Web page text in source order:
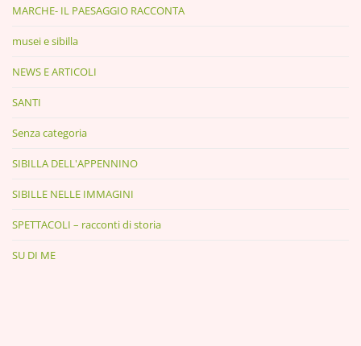
MARCHE- IL PAESAGGIO RACCONTA
musei e sibilla
NEWS E ARTICOLI
SANTI
Senza categoria
SIBILLA DELL'APPENNINO
SIBILLE NELLE IMMAGINI
SPETTACOLI – racconti di storia
SU DI ME